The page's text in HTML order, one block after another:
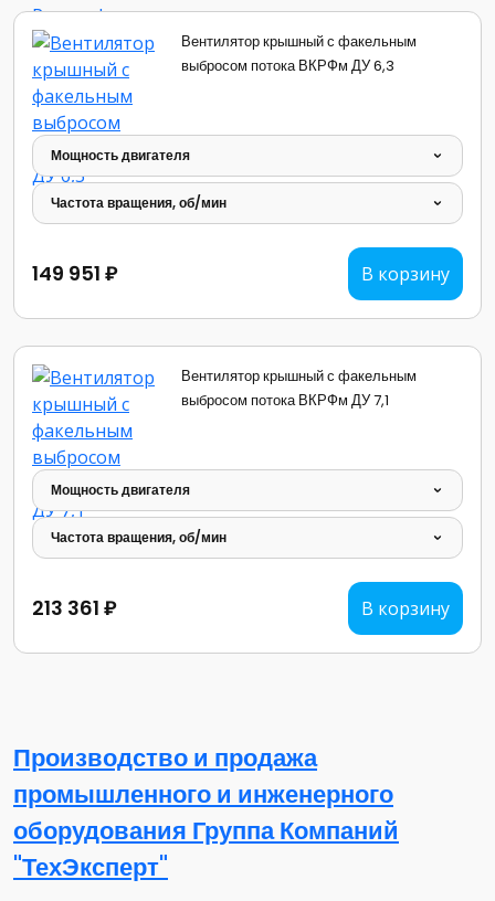
Вентилятор крышный с факельным
выбросом потока ВКРФм ДУ 6,3
Мощность двигателя
Частота вращения, об/мин
149 951 ₽ В корзину
Вентилятор крышный с факельным
выбросом потока ВКРФм ДУ 7,1
Мощность двигателя
Частота вращения, об/мин
213 361 ₽ В корзину
Производство и продажа
промышленного и инженерного
оборудования Группа Компаний
"ТехЭксперт"